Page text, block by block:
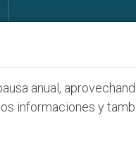
anual,
informaciones y